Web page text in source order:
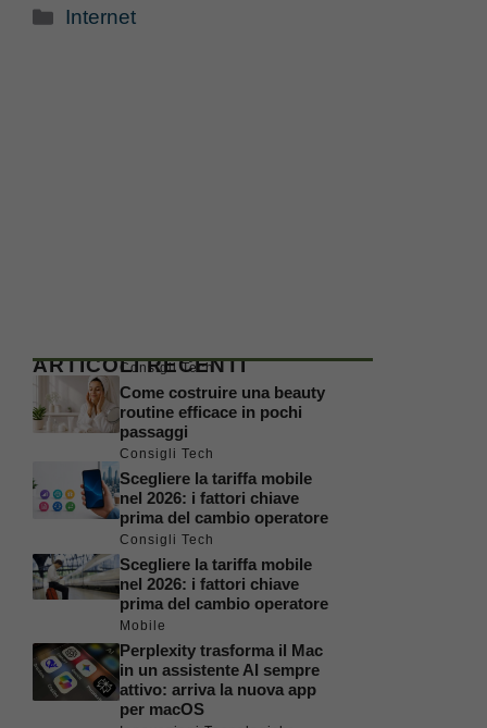
Categorie
Internet
ARTICOLI RECENTI
Consigli Tech
Come costruire una beauty
routine efficace in pochi
passaggi
Consigli Tech
Scegliere la tariffa mobile
nel 2026: i fattori chiave
prima del cambio operatore
Consigli Tech
Scegliere la tariffa mobile
nel 2026: i fattori chiave
prima del cambio operatore
Mobile
Perplexity trasforma il Mac
in un assistente AI sempre
attivo: arriva la nuova app
per macOS